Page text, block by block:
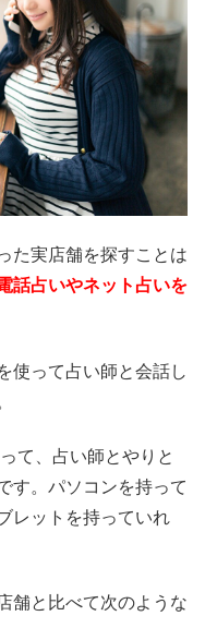
た実店舗を探すことは
話占いやネット占いを
使って占い師と会話し
て、占い師とやりと
す。パソコンを持って
レットを持っていれ
舗と比べて次のような